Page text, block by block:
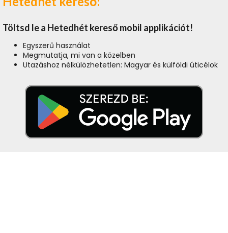
Töltsd le a Hetedhét kereső mobil applikációt!
Egyszerű használat
Megmutatja, mi van a közelben
Utazáshoz nélkülözhetetlen: Magyar és külföldi úticélok